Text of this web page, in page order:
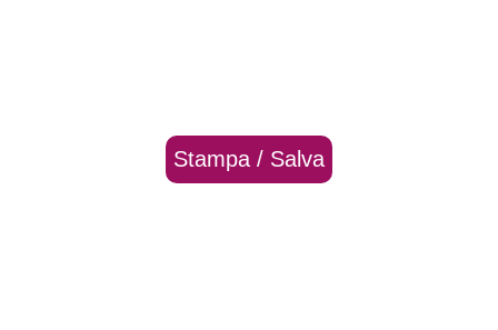
Stampa / Salva